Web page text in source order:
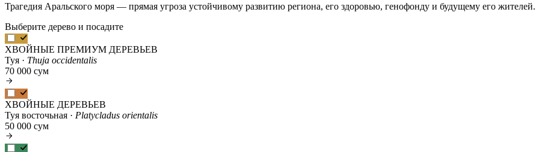
Трагедия Аральского моря — прямая угроза устойчивому развитию региона, его здоровью, генофонду и будущему его
Выберите дерево и посадите
ХВОЙНЫЕ ПРЕМИУМ ДЕРЕВЬЕВ
Туя · Thuja occidentalis
70 000 сум
ХВОЙНЫЕ ДЕРЕВЬЕВ
Туя восточьная · Platycladus orientalis
50 000 сум